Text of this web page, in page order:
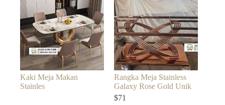
Kaki Meja Makan
Stainles
Rangka Meja Stainless
Galaxy Rose Gold Unik
$71